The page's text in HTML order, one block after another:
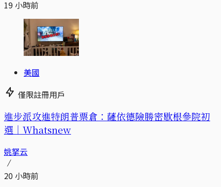
19 小時前
美國
僅限註冊用戶
進步派攻進特朗普票倉：薩依德險勝密歇根參院初
選｜Whatsnew
姚拏云
20 小時前